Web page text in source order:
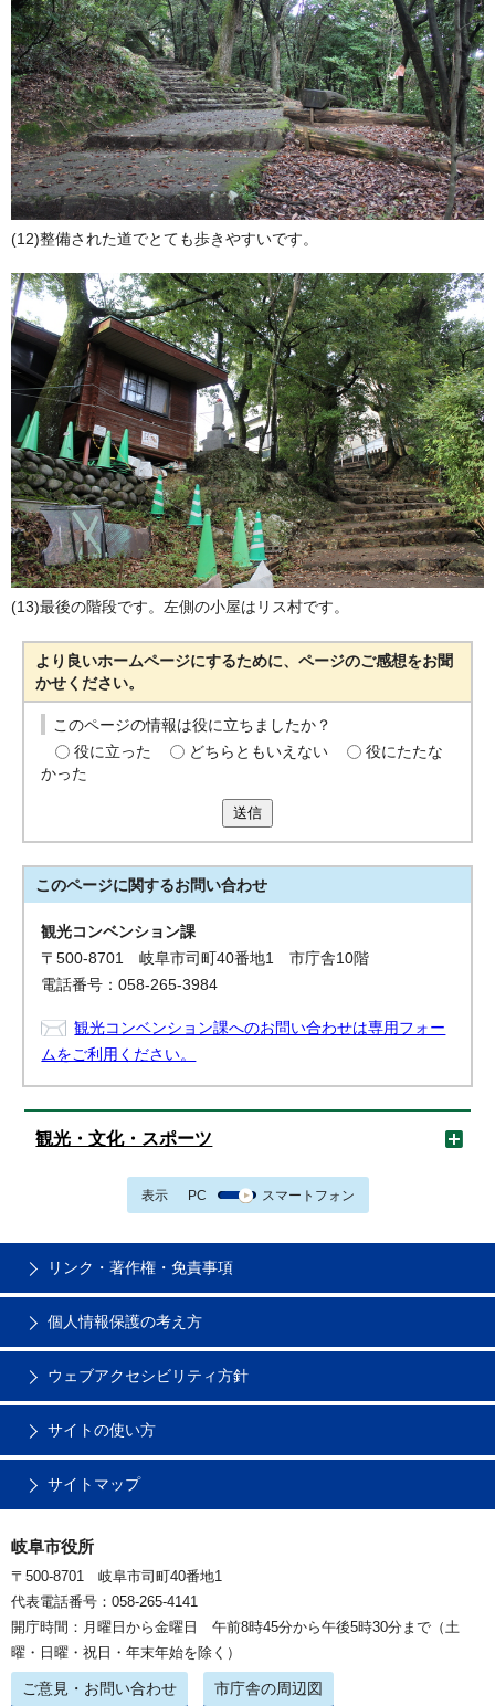
(12)整備された道でとても歩きやすいです。
(13)最後の階段です。左側の小屋はリス村です。
より良いホームページにするために、ページのご感想をお聞
かせください。
このページの情報は役に立ちましたか？
役に立った
どちらともいえない
役にたたな
かった
送信
このページに関するお問い合わせ
観光コンベンション課
〒500-8701 岐阜市司町40番地1 市庁舎10階
電話番号：058-265-3984
観光コンベンション課へのお問い合わせは専用フォー
ムをご利用ください。
観光・文化・スポーツ
表示 PC スマートフォン
リンク・著作権・免責事項
個人情報保護の考え方
ウェブアクセシビリティ方針
サイトの使い方
サイトマップ
岐阜市役所
〒500-8701 岐阜市司町40番地1
代表電話番号：058-265-4141
開庁時間：月曜日から金曜日 午前8時45分から午後5時30分まで（土
曜・日曜・祝日・年末年始を除く）
ご意見・お問い合わせ 市庁舎の周辺図